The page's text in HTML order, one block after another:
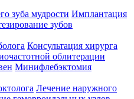
зуба мудрости Имплантация
зубов
Консультация хирурга
облитерации
Минифлебэктомия
Лечение наружного